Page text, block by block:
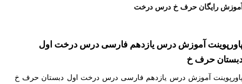
آموزش رایگان حرف خ درس درخت
آموزش درس یازدهم فارسی درس درخت اول
حرف خ
پاورپوینت آموزش درس یازدهم فارسی درس درخت اول دبستان حرف خ